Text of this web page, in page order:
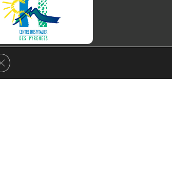
Fermer la bannière des cookies GDPR